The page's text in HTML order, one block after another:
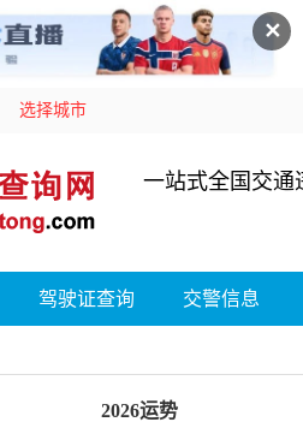
✕
选择城市
一站式全国交通
驾驶证查询 交警信息
2026运势